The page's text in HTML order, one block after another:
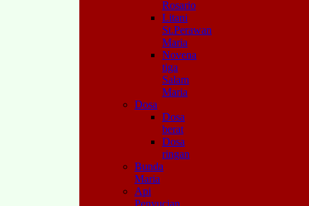
Rosario
Litani
St.Perawan
Maria
Novena
tiga
Salam
Maria
Dosa
Dosa
berat
Dosa
ringan
Bunda
Maria
Api
Penyucian